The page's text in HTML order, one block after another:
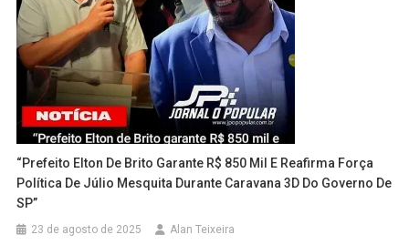
“Prefeito Elton De Brito Garante R$ 850 Mil E Reafirma Força
Política De Júlio Mesquita Durante Caravana 3D Do Governo De
SP”
23 de agosto de 2025 Alan Teixeira